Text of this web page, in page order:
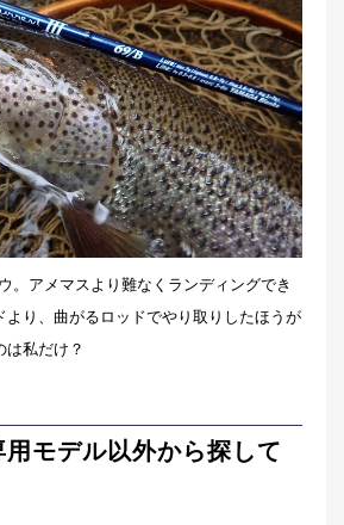
。アメマスより難なくランディングでき
より、曲がるロッドでやり取りしたほうが
私だけ？
用モデル以外から探して